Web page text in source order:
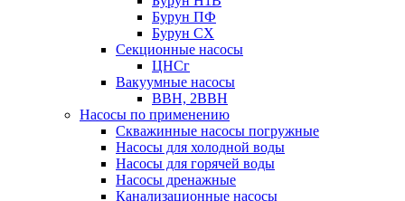
Бурун ПФ
Бурун СХ
Секционные насосы
ЦНСг
Вакуумные насосы
ВВН, 2ВВН
Насосы по применению
Скважинные насосы погружные
Насосы для холодной воды
Насосы для горячей воды
Насосы дренажные
Канализационные насосы